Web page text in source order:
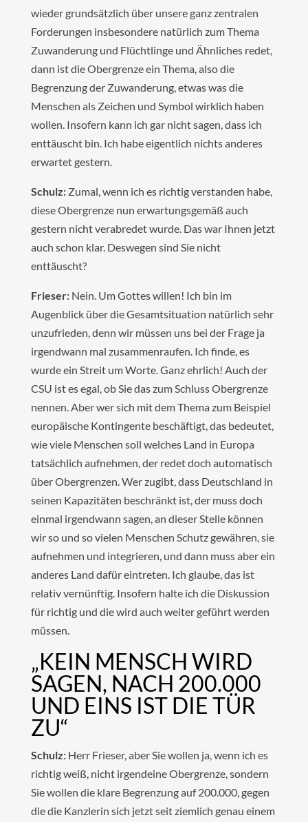
wieder grundsätzlich über unsere ganz zentralen
Forderungen insbesondere natürlich zum Thema
Zuwanderung und Flüchtlinge und Ähnliches redet,
dann ist die Obergrenze ein Thema, also die
Begrenzung der Zuwanderung, etwas was die
Menschen als Zeichen und Symbol wirklich haben
wollen. Insofern kann ich gar nicht sagen, dass ich
enttäuscht bin. Ich habe eigentlich nichts anderes
erwartet gestern.
Schulz:Zumal, wenn ich es richtig verstanden habe,
diese Obergrenze nun erwartungsgemäß auch
gestern nicht verabredet wurde. Das war Ihnen jetzt
auch schon klar. Deswegen sind Sie nicht
enttäuscht?
Frieser:Nein. Um Gottes willen! Ich bin im
Augenblick über die Gesamtsituation natürlich sehr
unzufrieden, denn wir müssen uns bei der Frage ja
irgendwann mal zusammenraufen. Ich finde, es
wurde ein Streit um Worte. Ganz ehrlich! Auch der
CSU ist es egal, ob Sie das zum Schluss Obergrenze
nennen. Aber wer sich mit dem Thema zum Beispiel
europäische Kontingente beschäftigt, das bedeutet,
wie viele Menschen soll welches Land in Europa
tatsächlich aufnehmen, der redet doch automatisch
über Obergrenzen. Wer zugibt, dass Deutschland in
seinen Kapazitäten beschränkt ist, der muss doch
einmal irgendwann sagen, an dieser Stelle können
wir so und so vielen Menschen Schutz gewähren, sie
aufnehmen und integrieren, und dann muss aber ein
anderes Land dafür eintreten. Ich glaube, das ist
relativ vernünftig. Insofern halte ich die Diskussion
für richtig und die wird auch weiter geführt werden
müssen.
„KEIN MENSCH WIRD
SAGEN, NACH 200.000
UND EINS IST DIE TÜR
ZU“
Schulz:Herr Frieser, aber Sie wollen ja, wenn ich es
richtig weiß, nicht irgendeine Obergrenze, sondern
Sie wollen die klare Begrenzung auf 200.000, gegen
die die Kanzlerin sich jetzt seit ziemlich genau einem